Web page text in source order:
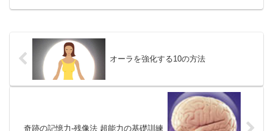
オーラを強化する10の方法
奇跡の記憶力-残像法 超能力の基礎訓練